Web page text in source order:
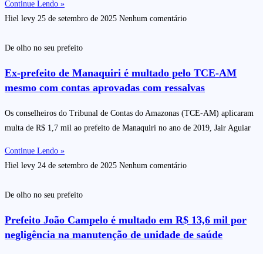
Continue Lendo »
Hiel levy 25 de setembro de 2025 Nenhum comentário
De olho no seu prefeito
Ex-prefeito de Manaquiri é multado pelo TCE-AM
mesmo com contas aprovadas com ressalvas
Os conselheiros do Tribunal de Contas do Amazonas (TCE-AM) aplicaram
multa de R$ 1,7 mil ao prefeito de Manaquiri no ano de 2019, Jair Aguiar
Continue Lendo »
Hiel levy 24 de setembro de 2025 Nenhum comentário
De olho no seu prefeito
Prefeito João Campelo é multado em R$ 13,6 mil por
negligência na manutenção de unidade de saúde